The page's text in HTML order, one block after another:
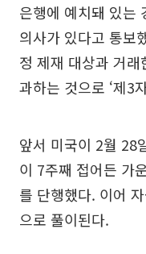
은행에 예치돼 있는
의사가 있다고 통보
정 제재 대상과 거
과하는 것으로 ‘제3
앞서 미국이 2월 28
이 7주째 접어든 가
를 단행했다. 이어
으로 풀이된다.